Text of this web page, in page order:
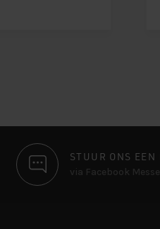
STUUR ONS EEN
via Facebook